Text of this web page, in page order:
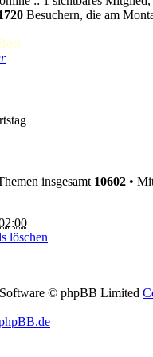
Besuchern, die am
insgesamt 10602 •
löschen
© phpBB Limited